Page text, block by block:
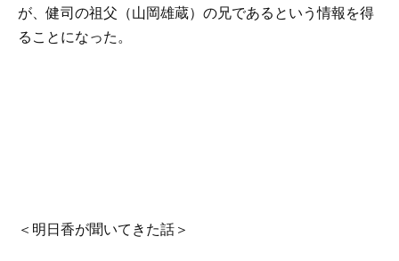
が、健司の祖父（山岡雄蔵）の兄であるという情報を得
ることになった。
＜明日香が聞いてきた話＞